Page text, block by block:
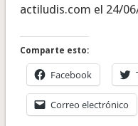
actiludis.com el 24/
Comparte esto:
Facebook
Correo electrónico